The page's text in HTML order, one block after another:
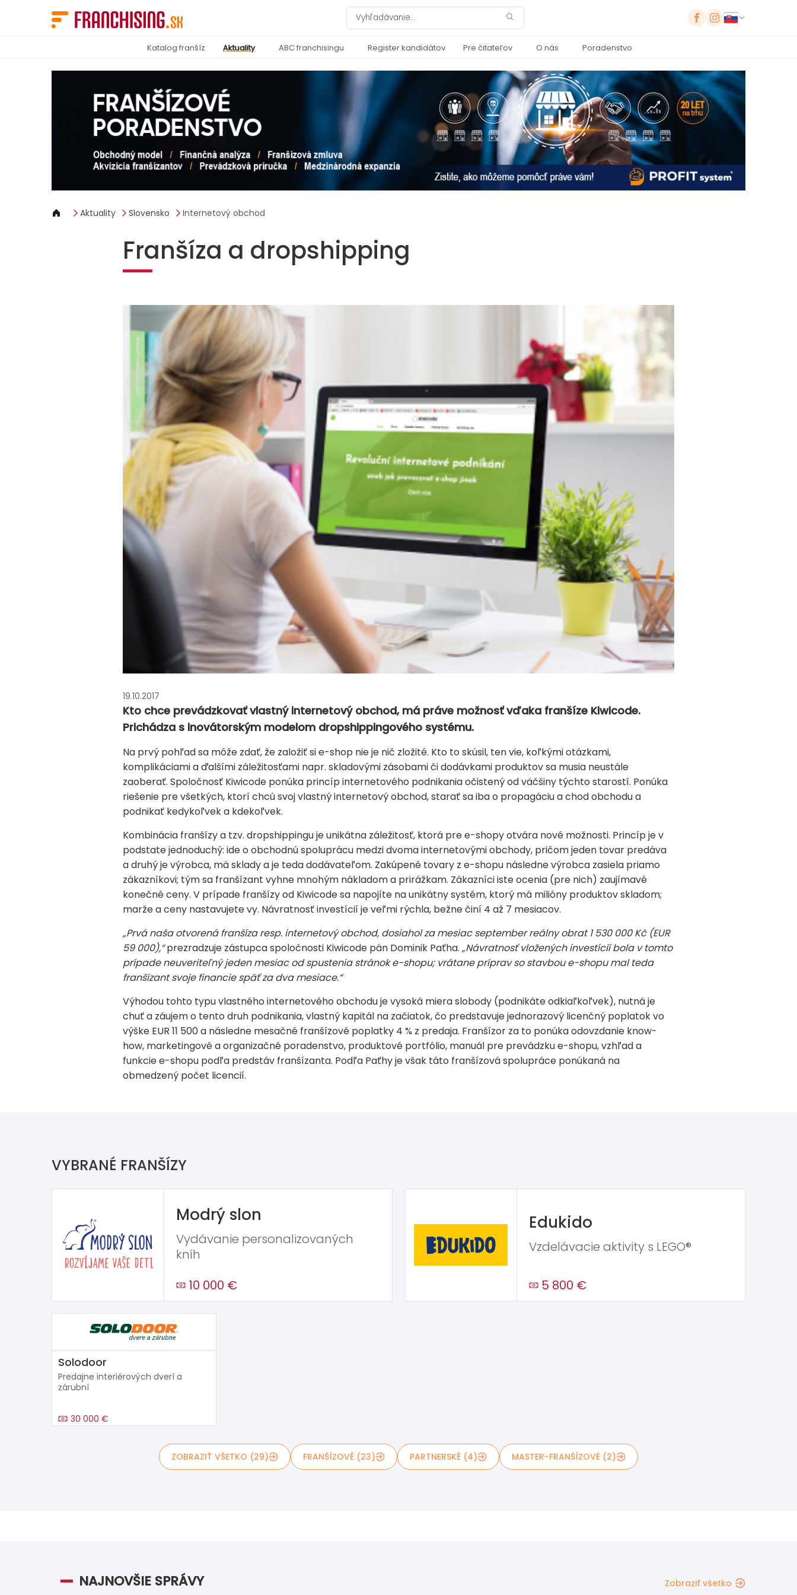
Katalog franšíz Aktuality ABC franchisingu Register kandidátov Pre čitateľov O nás Poradenstvo
Aktuality Slovensko Internetový obchod
Franšíza a dropshipping
19.10.2017
Kto chce prevádzkovať vlastný internetový obchod, má práve možnosť vďaka franšíze Kiwicode.
Prichádza s inovátorským modelom dropshippingového systému.
Na prvý pohľad sa môže zdať, že založiť si e-shop nie je nič zložité. Kto to skúsil, ten vie, koľkými otázkami,
komplikáciami a ďalšími záležitosťami napr. skladovými zásobami či dodávkami produktov sa musia neustále
zaoberať. Spoločnosť Kiwicode ponúka princíp internetového podnikania očistený od väčšiny týchto starostí. Ponúka
riešenie pre všetkých, ktorí chcú svoj vlastný internetový obchod, starať sa iba o propagáciu a chod obchodu a
podnikať kedykoľvek a kdekoľvek.
Kombinácia franšízy a tzv. dropshippingu je unikátna záležitosť, ktorá pre e-shopy otvára nové možnosti. Princíp je v
podstate jednoduchý: ide o obchodnú spoluprácu medzi dvoma internetovými obchody, pričom jeden tovar predáva
a druhý je výrobca, má sklady a je teda dodávateľom. Zakúpené tovary z e-shopu následne výrobca zasiela priamo
zákazníkovi; tým sa franšízant vyhne mnohým nákladom a prirážkam. Zákazníci iste ocenia (pre nich) zaujímavé
konečné ceny. V prípade franšízy od Kiwicode sa napojíte na unikátny systém, ktorý má milióny produktov skladom;
marže a ceny nastavujete vy. Návratnosť investícií je veľmi rýchla, bežne činí 4 až 7 mesiacov.
„Prvá naša otvorená franšíza resp. internetový obchod, dosiahol za mesiac september reálny obrat 1 530 000 Kč (EUR
59 000),“prezradzuje zástupca spoločnosti Kiwicode pán Dominik Paťha. „Návratnosť vložených investícií bola v tomto
prípade neuveriteľný jeden mesiac od spustenia stránok e-shopu; vrátane príprav so stavbou e-shopu mal teda
franšízant svoje financie späť za dva mesiace.“
Výhodou tohto typu vlastného internetového obchodu je vysoká miera slobody (podnikáte odkiaľkoľvek), nutná je
chuť a záujem o tento druh podnikania, vlastný kapitál na začiatok, čo predstavuje jednorazový licenčný poplatok vo
výške EUR 11 500 a následne mesačné franšízové poplatky 4 % z predaja. Franšízor za to ponúka odovzdanie know-
how, marketingové a organizačné poradenstvo, produktové portfólio, manuál pre prevádzku e-shopu, vzhľad a
funkcie e-shopu podľa predstáv franšízanta. Podľa Paťhy je však táto franšízová spolupráce ponúkaná na
obmedzený počet licencií.
VYBRANÉ FRANŠÍZY
Modrý slon
Vydávanie personalizovaných
kníh
10 000 €
Edukido
Vzdelávacie aktivity s LEGO®
5 800 €
Solodoor
Predajne interiérových dverí a
zárubní
30 000 €
ZOBRAZIŤ VŠETKO (29) FRANŠÍZOVÉ (23) PARTNERSKÉ (4) MASTER-FRANŠÍZOVÉ (2)
NAJNOVŠIE SPRÁVY Zobraziť všetko